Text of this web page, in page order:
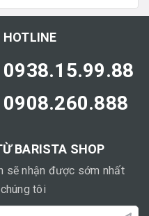
HOTLINE
0938.15.99.88
0908.260.888
BARISTA SHOP
sẽ nhận được sớm nhất
tôi